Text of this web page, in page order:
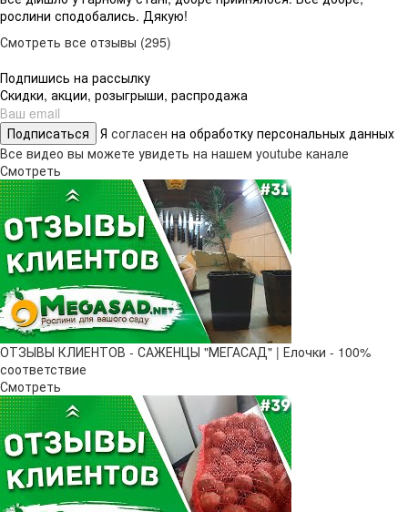
рослини сподобались. Дякую!
Смотреть все отзывы (295)
Подпишись на рассылку
Скидки, акции, розыгрыши, распродажа
Подписаться Я согласен на обработку персональных данных
Все видео вы можете увидеть на нашем youtube канале
Смотреть
ОТЗЫВЫ КЛИЕНТОВ - САЖЕНЦЫ "МЕГАСАД" | Елочки - 100%
соответствие
Смотреть